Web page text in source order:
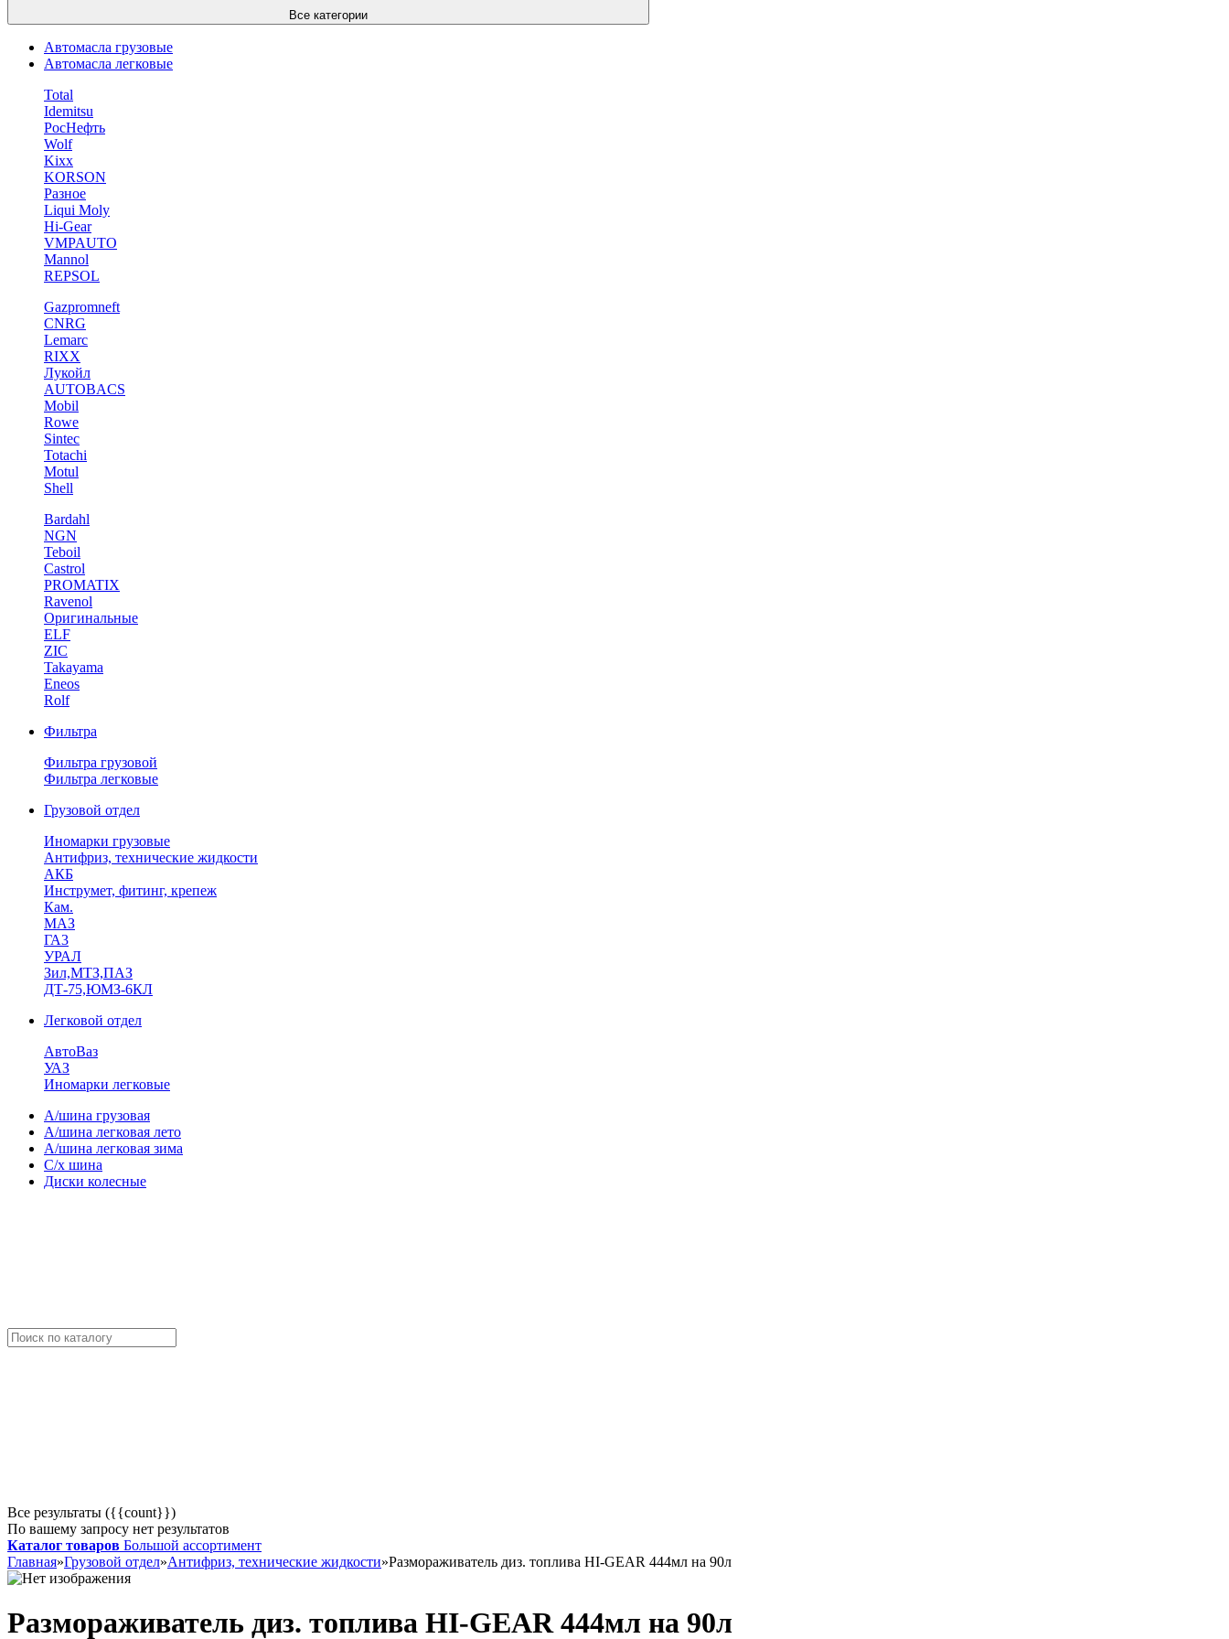
Все категории
Автомасла грузовые
Автомасла легковые
Total
Idemitsu
РосНефть
Wolf
Kixx
KORSON
Разное
Liqui Moly
Hi-Gear
VMPAUTO
Mannol
REPSOL
Gazpromneft
CNRG
Lemarc
RIXX
Лукойл
AUTOBACS
Mobil
Rowe
Sintec
Totachi
Motul
Shell
Bardahl
NGN
Teboil
Castrol
PROMATIX
Ravenol
Оригинальные
ELF
ZIC
Takayama
Eneos
Rolf
Фильтра
Фильтра грузовой
Фильтра легковые
Грузовой отдел
Иномарки грузовые
Антифриз, технические жидкости
АКБ
Инструмет, фитинг, крепеж
Кам.
МАЗ
ГА3
УРАЛ
Зил,МТЗ,ПАЗ
ДТ-75,ЮМЗ-6КЛ
Легковой отдел
АвтоВаз
УАЗ
Иномарки легковые
А/шина грузовая
А/шина легковая лето
А/шина легковая зима
С/х шина
Диски колесные
Все результаты ({{count}})
По вашему запросу нет результатов
Каталог товаров Большой ассортимент
Главная»Грузовой отдел»Антифриз, технические жидкости»Размораживатель диз. топлива HI-GEAR 444мл на 90л
Размораживатель диз. топлива HI-GEAR 444мл на 90л